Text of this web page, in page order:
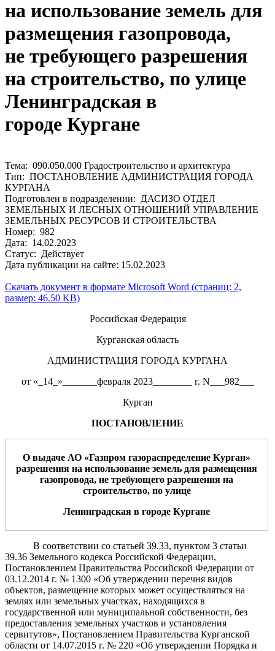
на использование земель для
размещения газопровода,
не требующего разрешения
на строительство, по улице
Ленинградская в
городе Кургане
Тема: 090.050.000 Градостроительство и архитектура
Тип: ПОСТАНОВЛЕНИЕ АДМИНИСТРАЦИЯ ГОРОДА
КУРГАНА
Подготовлен в подразделении: ДАСИЗО ОТДЕЛ
ЗЕМЕЛЬНЫХ И ЛЕСНЫХ ОТНОШЕНИЙ УПРАВЛЕНИЕ
ЗЕМЕЛЬНЫХ РЕСУРСОВ И СТРОИТЕЛЬСТВА
Номер: 982
Дата: 14.02.2023
Статус: Действует
Дата публикации на сайте: 15.02.2023
Скачать документ в формате Microsoft Word (страниц: 2,
размер: 46.50 KB)
Российская Федерация
Курганская область
АДМИНИСТРАЦИЯ ГОРОДА КУРГАНА
от «_14_»_______февраля 2023________ г. N___982___
Курган
ПОСТАНОВЛЕНИЕ
О выдаче АО «Газпром газораспределение Курган»
разрешения на использование земель для размещения
газопровода, не требующего разрешения на
строительство, по улице
Ленинградская в городе Кургане
В соответствии со статьей 39.33, пунктом 3 статьи
39.36 Земельного кодекса Российской Федерации,
Постановлением Правительства Российской Федерации от
03.12.2014 г. № 1300 «Об утверждении перечня видов
объектов, размещение которых может осуществляться на
землях или земельных участках, находящихся в
государственной или муниципальной собственности, без
предоставления земельных участков и установления
сервитутов», Постановлением Правительства Курганской
области от 14.07.2015 г. № 220 «Об утверждении Порядка и